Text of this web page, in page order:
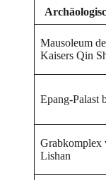
Mausoleum
Kaisers Qin
Epang-Palast
Grabkomplex
Lishan